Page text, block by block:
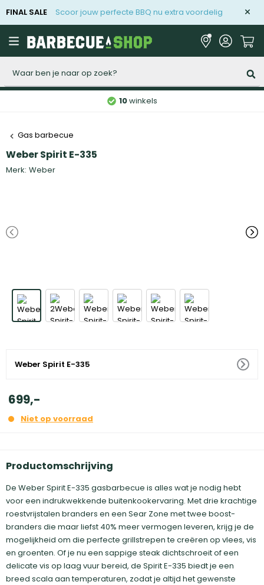
FINAL SALE Scoor jouw perfecte BBQ nu extra voordelig
10winkels
Gas barbecue
Weber Spirit E-335
Merk: Weber
Weber Spirit E-335
699,-
Niet op voorraad
Productomschrijving
De Weber Spirit E-335 gasbarbecue is alles wat je nodig hebt
voor een indrukwekkende buitenkookervaring. Met drie krachtige
roestvrijstalen branders en een Sear Zone met twee boost-
branders die maar liefst 40% meer vermogen leveren, krijg je de
mogelijkheid om die perfecte grillstrepen te creëren op vlees, vis
en groenten. Of je nu een sappige steak dichtschroeit of een
delicate vis op laag vuur bereid, de Spirit E-335 biedt je een
breed scala aan temperaturen, zodat je altijd het gewenste